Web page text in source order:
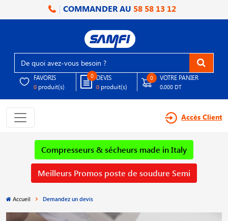
COMMANDER AU 58 58 13 12
FAVORIS
0 produit(s)
0 DEVIS
0 produit(s)
0 VOTRE PANIER
0.000 DT
Accès Client
Compresseurs & sécheurs made in Italy
Meilleurs Promos poste de soudure Semi
Accueil Demandez un devis